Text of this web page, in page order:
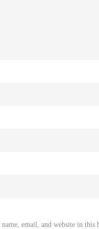
name, email, and website in